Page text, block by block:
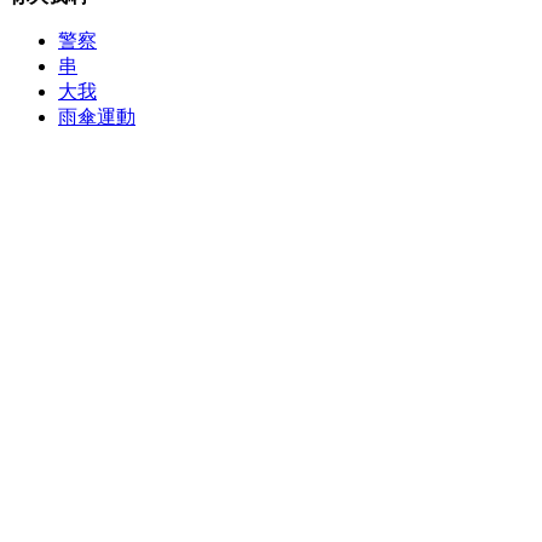
警察
串
大我
雨傘運動